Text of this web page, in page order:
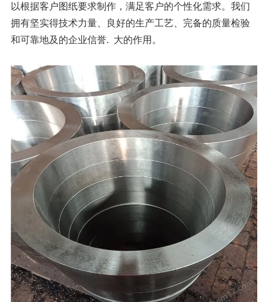
以根据客户图纸要求制作，满足客户的个性化需求。我们
拥有坚实得技术力量、良好的生产工艺、完备的质量检验
和可靠地及的企业信誉. 大的作用。